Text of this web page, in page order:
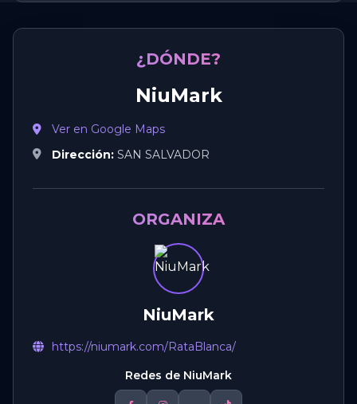
¿DÓNDE?
NiuMark
Ver en Google Maps
Dirección: SAN SALVADOR
ORGANIZA
NiuMark
https://niumark.com/RataBlanca/
Redes de NiuMark